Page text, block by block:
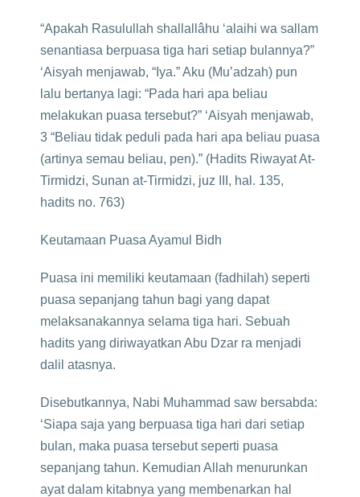
“Apakah Rasulullah shallallâhu ‘alaihi wa sallam
senantiasa berpuasa tiga hari setiap bulannya?”
‘Aisyah menjawab, “Iya.” Aku (Mu’adzah) pun
lalu bertanya lagi: “Pada hari apa beliau
melakukan puasa tersebut?” ‘Aisyah menjawab,
3 “Beliau tidak peduli pada hari apa beliau puasa
(artinya semau beliau, pen).” (Hadits Riwayat At-
Tirmidzi, Sunan at-Tirmidzi, juz III, hal. 135,
hadits no. 763)
Keutamaan Puasa Ayamul Bidh
Puasa ini memiliki keutamaan (fadhilah) seperti
puasa sepanjang tahun bagi yang dapat
melaksanakannya selama tiga hari. Sebuah
hadits yang diriwayatkan Abu Dzar ra menjadi
dalil atasnya.
Disebutkannya, Nabi Muhammad saw bersabda:
‘Siapa saja yang berpuasa tiga hari dari setiap
bulan, maka puasa tersebut seperti puasa
sepanjang tahun. Kemudian Allah menurunkan
ayat dalam kitabnya yang membenarkan hal